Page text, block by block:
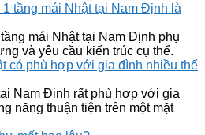
tầng mái Nhật tại Nam Định là
mái Nhật tại Nam Định phụ
và yêu cầu kiến trúc cụ thể.
có phù hợp với gia đình nhiều thế
Nam Định rất phù hợp với gia
năng thuận tiện trên một mặt